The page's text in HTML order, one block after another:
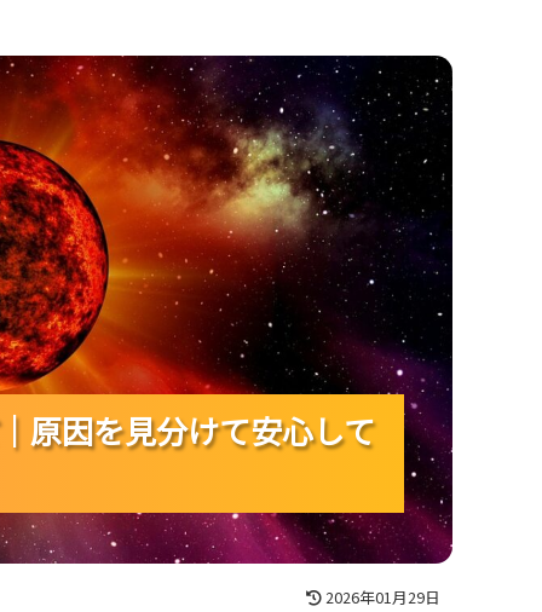
けて安心して観察するコツ！
原因を見分けて安心して
原因を見分けて安心して
原因を見分けて安心して
2026年01月29日